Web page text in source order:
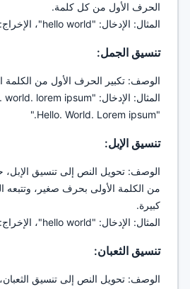
الحرف الأول من كل كلمة.
المثال: الإدخال: "hello world"، الإخراج: "Hello World"
تنسيق الجمل:
الوصف: تكبير الحرف الأول من
"Hello. World. Lorem ipsum."
تنسيق الإبل:
الوصف: تحويل النص إلى تنسيق الإبل،
من الكلمة الأولى بحرف صغير، وتتبعه
كبيرة.
المثال: الإدخال: "hello world"، الإخراج: "helloWorld"
تنسيق الثعبان:
الوصف: تحويل النص إلى تنسيق